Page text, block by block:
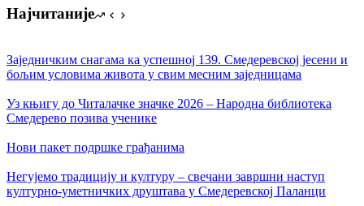
Најчитаније
Заједничким снагама ка успешној 139. Смедеревској јесени и
бољим условима живота у свим месним заједницама
Уз књигу до Читалачке значке 2026 – Народна библиотека
Смедерево позива ученике
Нови пакет подршке грађанима
Негујемо традицију и културу – свечани завршни наступ
културно-уметничких друштава у Смедеревској Паланци